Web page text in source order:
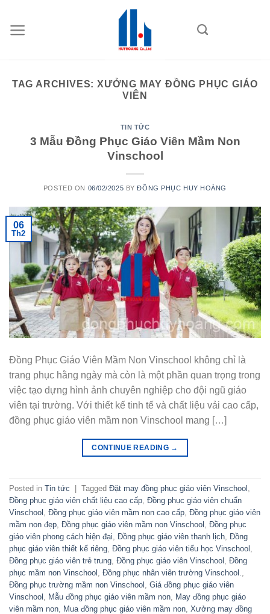
content
TAG ARCHIVES: XƯỞNG MAY ĐỒNG PHỤC GIÁO
VIÊN
TIN TỨC
3 Mẫu Đồng Phục Giáo Viên Mầm Non
Vinschool
POSTED ON 06/02/2025 BYĐỒNG PHỤC HUY HOÀNG
06
Th2
Đồng Phục Giáo Viên Mầm Non Vinschool không chỉ là
trang phục hằng ngày mà còn là một phần quan trọng trong
việc tạo dựng hình ảnh chuyên nghiệp cho đội ngũ giáo
viên tại trường. Với thiết kế tinh tế và chất liệu vải cao cấp,
đồng phục giáo viên mầm non Vinschool mang […]
CONTINUE READING →
Posted in Tin tức Tagged Đặt may đồng phục giáo viên Vinschool
Đồng phục giáo viên chất liệu cao cấp Đồng phục giáo viên chuẩn
Vinschool
Đồng phục giáo viên mầm non cao cấp Đồng phục giáo viên
mầm non đẹp Đồng phục giáo viên mầm non Vinschool
Đồng phục
giáo viên phong cách hiện đại Đồng phục giáo viên thanh lịch Đồng
phục giáo viên thiết kế riêng Đồng phục giáo viên tiểu học Vinschool
Đồng phục giáo viên trẻ trung Đồng phục giáo viên Vinschool
Đồng
phục mầm non Vinschool
Đồng phục nhân viên trường Vinschool.
Đồng phục trường mầm non Vinschool
Giá đồng phục giáo viên
Vinschool
Mẫu đồng phục giáo viên mầm non
May đồng phục giáo
viên mầm non
Mua đồng phục giáo viên mầm non Xưởng may đồng